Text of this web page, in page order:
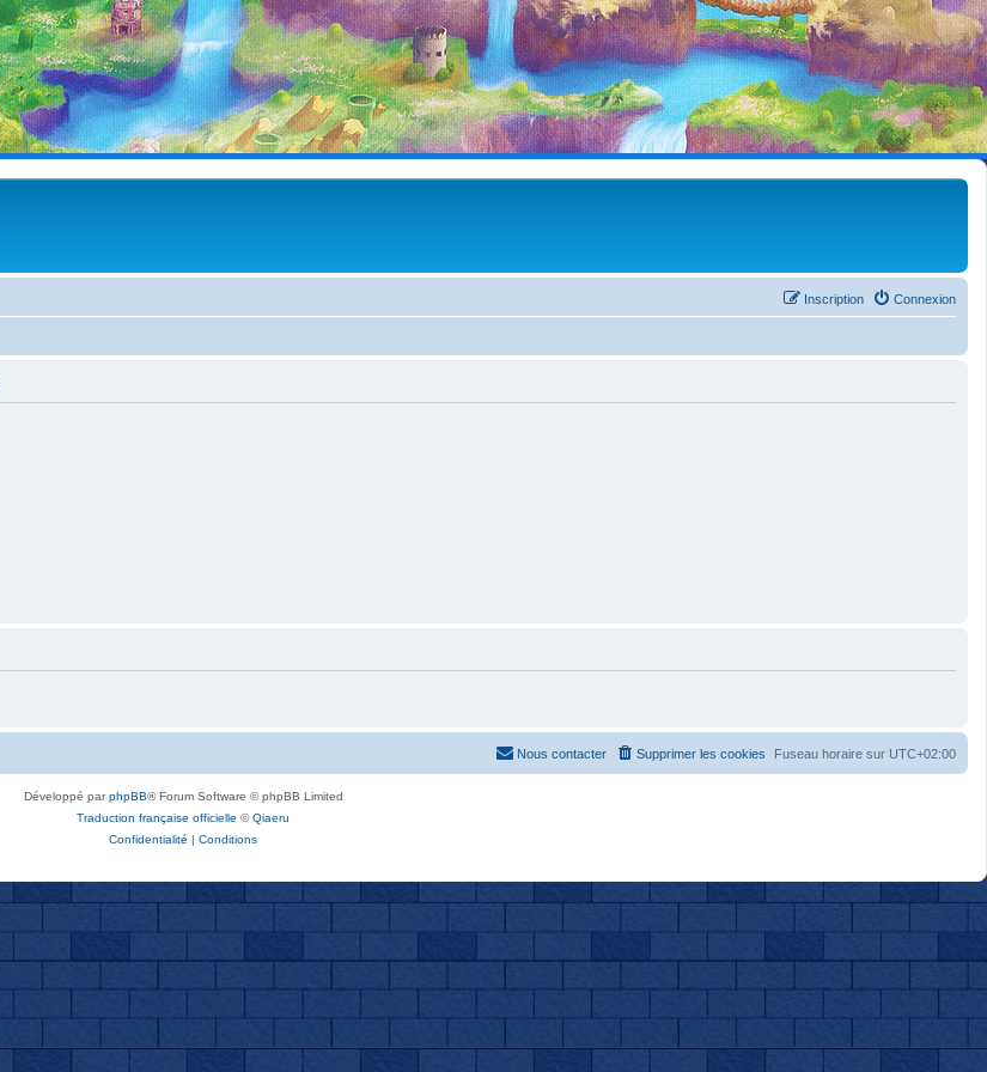
Connexion
Inscription
Fuseau horaire sur UTC+02:00
Supprimer les cookies
Nous contacter
Développé parphpBB® Forum Software © phpBB Limited
Traduction française officielle ©Qiaeru
Confidentialité | Conditions